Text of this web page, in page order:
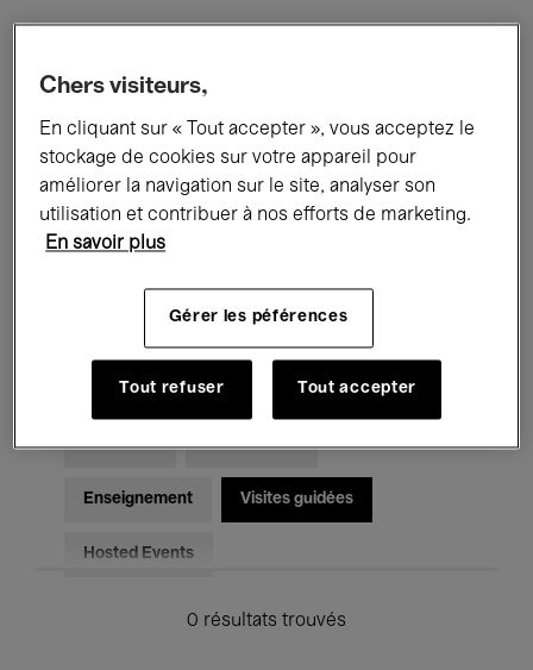
Tous les événements Concerts
Expositions Films Performances
Rencontres & Débats
Musique classique Global Music
Musique électronique
Pour tous Kids’ Palace
Enseignement Visites guidées
Hosted Events
0 résultats trouvés
Chers visiteurs,
En cliquant sur « Tout accepter », vous acceptez le
stockage de cookies sur votre appareil pour
améliorer la navigation sur le site, analyser son
utilisation et contribuer à nos efforts de marketing.
En savoir plus
Gérer les péférences
Tout refuser Tout accepter